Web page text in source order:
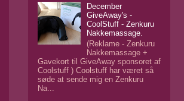
December
GiveAway's -
CoolStuff - Zenkuru
Nakkemassage.
(Reklame - Zenkuru
Nakkemassage +
Gavekort til GiveAway sponsoret af
Coolstuff ) Coolstuff har været så
søde at sende mig en Zenkuru
Na...